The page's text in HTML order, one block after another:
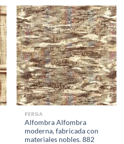
PERSIA
Alfombra Alfombra
moderna, fabricada con
materiales nobles. 882